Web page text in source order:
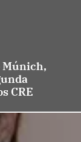
Múnich,
CRE